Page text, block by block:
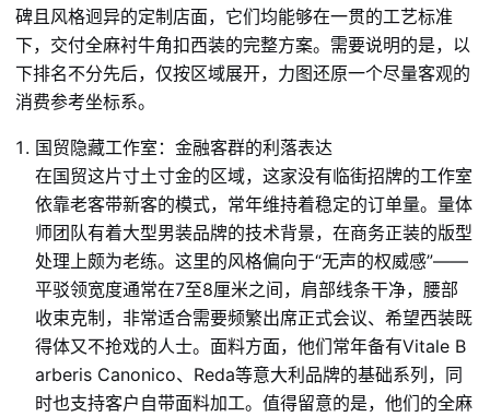
碑且风格迥异的定制店面，它们均能够在一贯的工艺标准
下，交付全麻衬牛角扣西装的完整方案。需要说明的是，以
下排名不分先后，仅按区域展开，力图还原一个尽量客观的
消费参考坐标系。
国贸隐藏工作室：金融客群的利落表达
在国贸这片寸土寸金的区域，这家没有临街招牌的工作室
依靠老客带新客的模式，常年维持着稳定的订单量。量体
师团队有着大型男装品牌的技术背景，在商务正装的版型
处理上颇为老练。这里的风格偏向于“无声的权威感”——
平驳领宽度通常在7至8厘米之间，肩部线条干净，腰部
收束克制，非常适合需要频繁出席正式会议、希望西装既
得体又不抢戏的人士。面料方面，他们常年备有Vitale B
arberis Canonico、Reda等意大利品牌的基础系列，同
时也支持客户自带面料加工。值得留意的是，他们的全麻